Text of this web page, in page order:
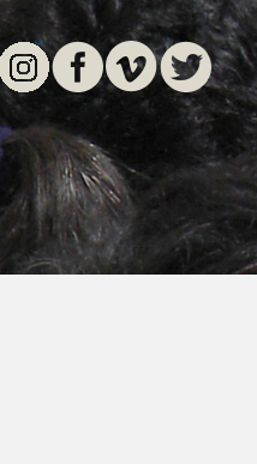
InstagramFacebookVimeoTwitter